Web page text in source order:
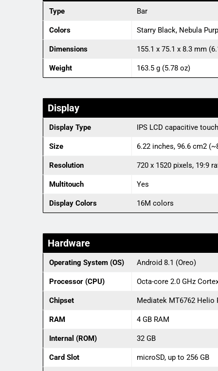
Type Bar
Colors Starry Black, Nebula
Dimensions 155.1 x 75.1 x 8.3 mm
Weight 163.5 g (5.78 oz)
Display
Display Type IPS LCD capacitive
Size 6.22 inches, 96.6 cm2
Resolution 720 x 1520 pixels, 19:9
Multitouch Yes
Display Colors 16M colors
Hardware
Operating System (OS) Android 8.1 (Oreo)
Processor (CPU) Octa-core 2.0 GHz
Chipset Mediatek MT6762 Helio
RAM 4 GB RAM
Internal (ROM) 32 GB
Card Slot microSD, up to 256 GB